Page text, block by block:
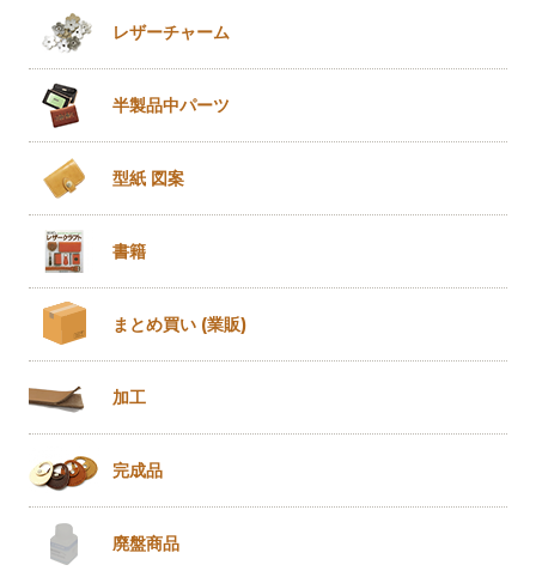
レザーチャーム
半製品中パーツ
型紙 図案
書籍
まとめ買い (業販)
加工
完成品
廃盤商品